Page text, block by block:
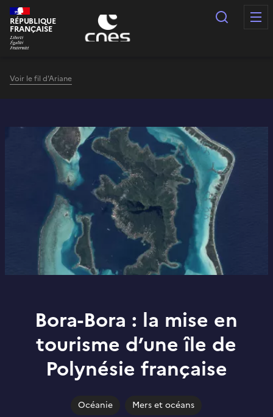
Panneau de gestion des cookies
RÉPUBLIQUE
FRANÇAISE
Voir le fil d'Ariane
Bora-Bora : la mise en
tourisme d’une île de
Polynésie française
Océanie Mers et océans